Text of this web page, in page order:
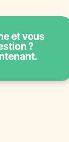
et vous
?